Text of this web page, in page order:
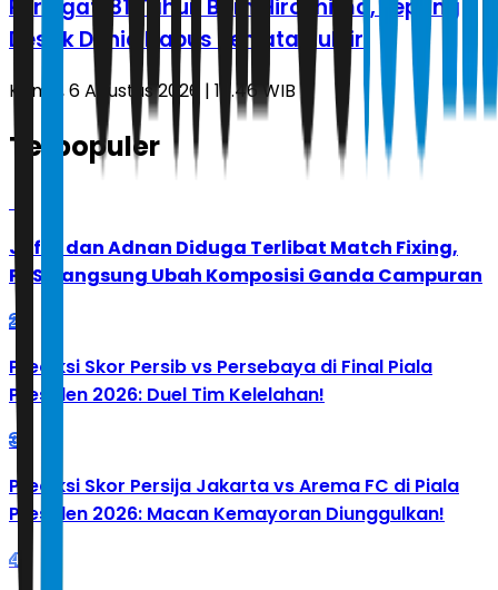
Peringati 81 Tahun Bom Hiroshima, Jepang
Desak Dunia Hapus Senjata Nuklir
Kamis, 6 Agustus 2026 | 16.46 WIB
Terpopuler
Jafar dan Adnan Diduga Terlibat Match Fixing,
PBSI Langsung Ubah Komposisi Ganda Campuran
2
Prediksi Skor Persib vs Persebaya di Final Piala
Presiden 2026: Duel Tim Kelelahan!
3
Prediksi Skor Persija Jakarta vs Arema FC di Piala
Presiden 2026: Macan Kemayoran Diunggulkan!
4